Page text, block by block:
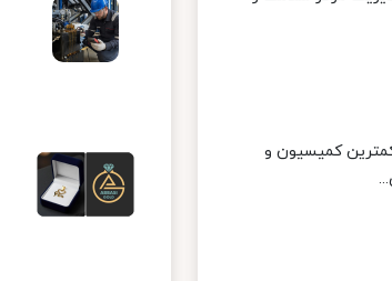
کمیسیون و